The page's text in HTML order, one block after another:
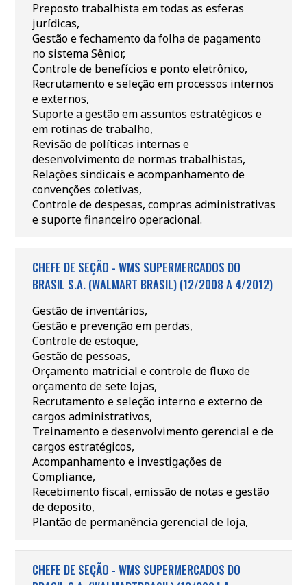
Preposto trabalhista em todas as esferas
jurídicas,
Gestão e fechamento da folha de pagamento
no sistema Sênior,
Controle de benefícios e ponto eletrônico,
Recrutamento e seleção em processos internos
e externos,
Suporte a gestão em assuntos estratégicos e
em rotinas de trabalho,
Revisão de políticas internas e
desenvolvimento de normas trabalhistas,
Relações sindicais e acompanhamento de
convenções coletivas,
Controle de despesas, compras administrativas
e suporte financeiro operacional.
CHEFE DE SEÇÃO - WMS SUPERMERCADOS DO
BRASIL S.A. (WALMART BRASIL) (12/2008 A 4/2012)
Gestão de inventários,
Gestão e prevenção em perdas,
Controle de estoque,
Gestão de pessoas,
Orçamento matricial e controle de fluxo de
orçamento de sete lojas,
Recrutamento e seleção interno e externo de
cargos administrativos,
Treinamento e desenvolvimento gerencial e de
cargos estratégicos,
Acompanhamento e investigações de
Compliance,
Recebimento fiscal, emissão de notas e gestão
de deposito,
Plantão de permanência gerencial de loja,
CHEFE DE SEÇÃO - WMS SUPERMERCADOS DO